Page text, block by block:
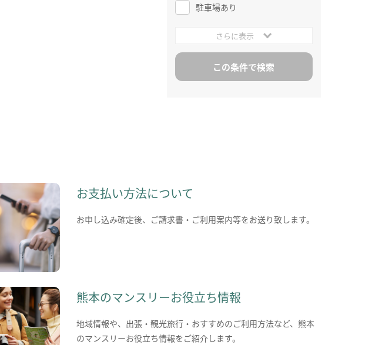
駐車場あり
さらに表示
お支払い方法について
お申し込み確定後、ご請求書・ご利用案内等をお送り致します。
熊本のマンスリーお役立ち情報
地域情報や、出張・観光旅行・おすすめのご利用方法など、熊本
のマンスリーお役立ち情報をご紹介します。